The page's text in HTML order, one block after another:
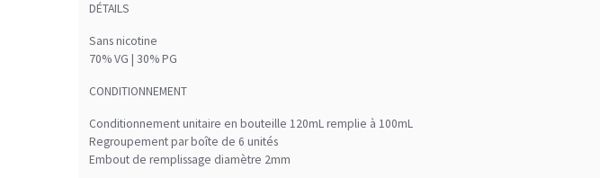
DÉTAILS
Sans nicotine
70% VG | 30% PG
CONDITIONNEMENT
Conditionnement unitaire en bouteille 120mL remplie à 100mL
Regroupement par boîte de 6 unités
Embout de remplissage diamètre 2mm